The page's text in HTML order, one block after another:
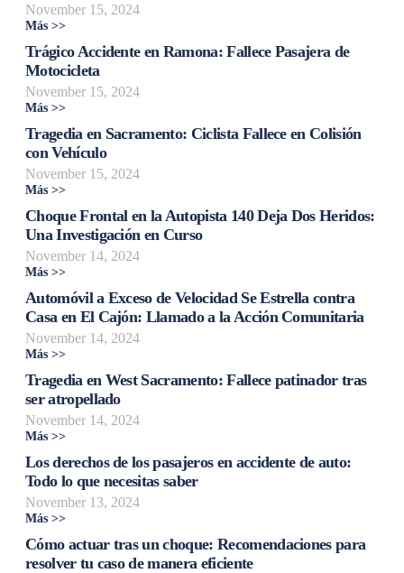
November 15, 2024
Más >>
Trágico Accidente en Ramona: Fallece Pasajera de
Motocicleta
November 15, 2024
Más >>
Tragedia en Sacramento: Ciclista Fallece en Colisión
con Vehículo
November 15, 2024
Más >>
Choque Frontal en la Autopista 140 Deja Dos Heridos:
Una Investigación en Curso
November 14, 2024
Más >>
Automóvil a Exceso de Velocidad Se Estrella contra
Casa en El Cajón: Llamado a la Acción Comunitaria
November 14, 2024
Más >>
Tragedia en West Sacramento: Fallece patinador tras
ser atropellado
November 14, 2024
Más >>
Los derechos de los pasajeros en accidente de auto:
Todo lo que necesitas saber
November 13, 2024
Más >>
Cómo actuar tras un choque: Recomendaciones para
resolver tu caso de manera eficiente